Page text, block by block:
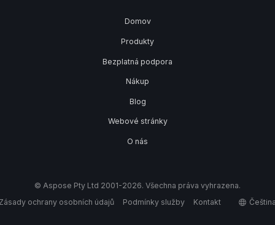
Domov
Produkty
Bezplatná podpora
Nákup
Blog
Webové stránky
O nás
© Aspose Pty Ltd 2001-2026. Všechna práva vyhrazena.
ochrany osobních údajů
Podmínky služby Kontakt